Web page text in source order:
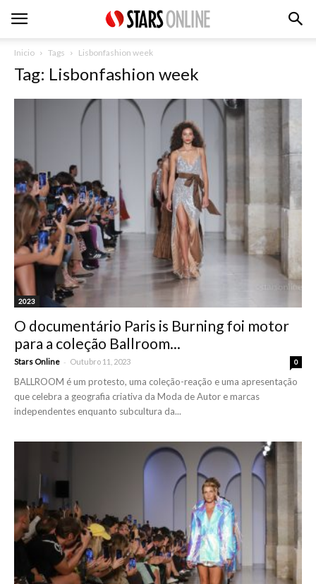
Inicio Tags Lisbonfashion week
Tag: Lisbonfashion week
2023
O documentário Paris is Burning foi motor
para a coleção Ballroom...
Stars Online - Outubro 11, 2023 0
BALLROOM é um protesto, uma coleção-reação e uma apresentação
que celebra a geografia criativa da Moda de Autor e marcas
independentes enquanto subcultura da...